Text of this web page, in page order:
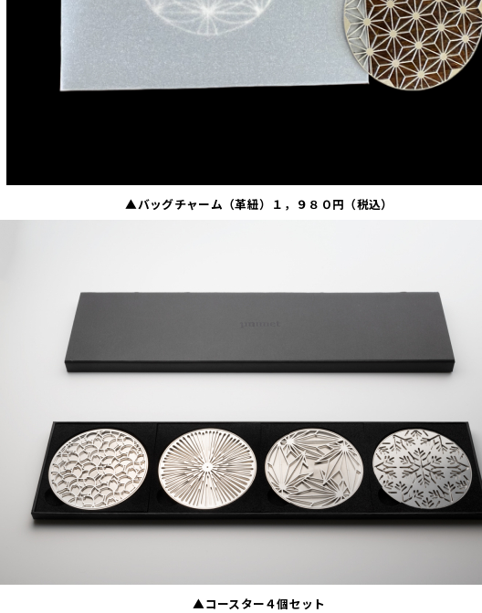
▲バッグチャーム（革紐）１，９８０円（税込）
▲コースター４個セット